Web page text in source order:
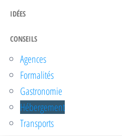
IDÉES
CONSEILS
Agences
Formalités
Gastronomie
Hébergement
Transports